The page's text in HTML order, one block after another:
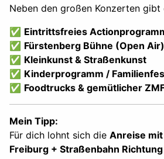
Neben den großen Konzerten gibt
✅ Eintrittsfreies
✅ Fürstenberg Bühne (Open Air)
✅ Kleinkunst & Straßenkunst
✅ Kinderprogramm /
✅ Foodtrucks & gemütlicher
Mein Tipp:
Für dich lohnt sich die Anreise
Freiburg + Straßenbahn Richtung